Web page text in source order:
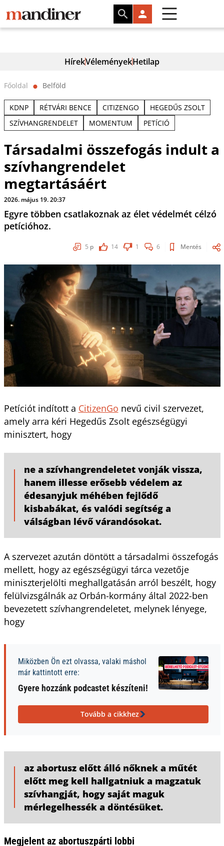
HírekVéleményekHetilap
Főoldal ⬤ Belföld
KDNP RÉTVÁRI BENCE CITIZENGO
HEGEDŰS ZSOLT
SZÍVHANGRENDELET
MOMENTUM PETÍCIÓ
Társadalmi összefogás indult a
szívhangrendelet
megtartásáért
2026. május 19. 20:37
Egyre többen csatlakoznak az élet védelmét célzó
petícióhoz.
5 p 14 1 6 Mentés
Petíciót indított a CitizenGo nevű civil szervezet,
amely arra kéri Hegedűs Zsolt egészségügyi
minisztert, hogy
ne a szívhangrendeletet vonják vissza,
hanem illesse erősebb védelem az
édesanyjuk méhében fejlődő
kisbabákat, és valódi segítség a
válságban lévő várandósokat.
A szervezet azután döntött a társadalmi összefogás
mellett, hogy az egészségügyi tárca vezetője
miniszterjelölti meghallgatásán arról beszélt, hogy
felülvizsgálnák az Orbán-kormány által 2022-ben
bevezetett szívhangrendeletet, melynek lényege,
hogy
Miközben Ön ezt olvassa, valaki máshol
már kattintott erre:
Gyere hozzánk podcastet készíteni!
Tovább a cikkhez
az abortusz előtt álló nőknek a műtét
előtt meg kell hallgatniuk a magzatuk
szívhangját, hogy saját maguk
mérlegelhessék a döntésüket.
Megjelent az abortuszpárti lobbi